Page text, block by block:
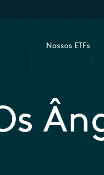
Nossos ETFs